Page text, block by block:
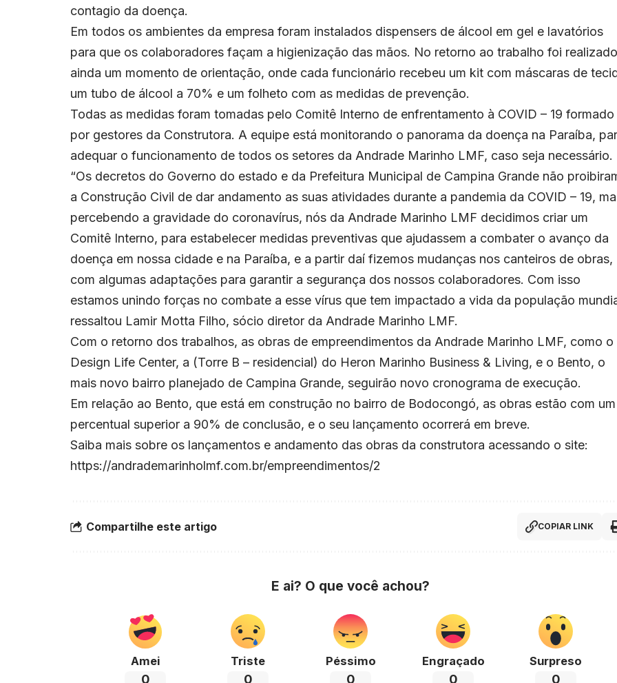
contagio da doença.
Em todos os ambientes da empresa foram instalados dispensers de álcool em gel e lavatórios
para que os colaboradores façam a higienização das mãos. No retorno ao trabalho foi realizado
ainda um momento de orientação, onde cada funcionário recebeu um kit com máscaras de
um tubo de álcool a 70% e um folheto com as medidas de prevenção.
Todas as medidas foram tomadas pelo Comitê Interno de enfrentamento à COVID – 19 formado
por gestores da Construtora. A equipe está monitorando o panorama da doença na Paraíba,
adequar o funcionamento de todos os setores da Andrade Marinho LMF, caso seja necessário.
“Os decretos do Governo do estado e da Prefeitura Municipal de Campina Grande não
a Construção Civil de dar andamento as suas atividades durante a pandemia da COVID – 19,
percebendo a gravidade do coronavírus, nós da Andrade Marinho LMF decidimos criar um
Comitê Interno, para estabelecer medidas preventivas que ajudassem a combater o avanço da
doença em nossa cidade e na Paraíba, e a partir daí fizemos mudanças nos canteiros de obras,
com algumas adaptações para garantir a segurança dos nossos colaboradores. Com isso
estamos unindo forças no combate a esse vírus que tem impactado a vida da população
ressaltou Lamir Motta Filho, sócio diretor da Andrade Marinho LMF.
Com o retorno dos trabalhos, as obras de empreendimentos da Andrade Marinho LMF, como o
Design Life Center, a (Torre B – residencial) do Heron Marinho Business & Living, e o Bento, o
mais novo bairro planejado de Campina Grande, seguirão novo cronograma de execução.
Em relação ao Bento, que está em construção no bairro de Bodocongó, as obras estão com um
percentual superior a 90% de conclusão, e o seu lançamento ocorrerá em breve.
Saiba mais sobre os lançamentos e andamento das obras da construtora acessando o site:
https://andrademarinholmf.com.br/empreendimentos/2
Compartilhe este artigo COPIAR LINK
E ai? O que você achou?
Amei
0
Triste
0
Péssimo
0
Engraçado
0
Surpreso
0